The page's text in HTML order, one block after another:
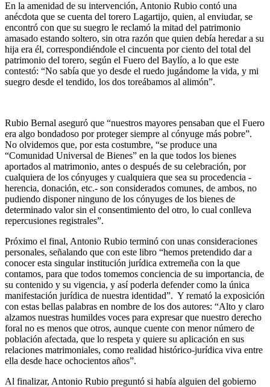
En la amenidad de su intervención, Antonio Rubio contó una
anécdota que se cuenta del torero Lagartijo, quien, al enviudar, se
encontró con que su suegro le reclamó la mitad del patrimonio
amasado estando soltero, sin otra razón que quien debía heredar a su
hija era él, correspondiéndole el cincuenta por ciento del total del
patrimonio del torero, según el Fuero del Baylío, a lo que este
contestó: “No sabía que yo desde el ruedo jugándome la vida, y mi
suegro desde el tendido, los dos toreábamos al alimón”.
Rubio Bernal aseguró que “nuestros mayores pensaban que el Fuero
era algo bondadoso por proteger siempre al cónyuge más pobre”.
No olvidemos que, por esta costumbre, “se produce una
“Comunidad Universal de Bienes” en la que todos los bienes
aportados al matrimonio, antes o después de su celebración, por
cualquiera de los cónyuges y cualquiera que sea su procedencia -
herencia, donación, etc.- son considerados comunes, de ambos, no
pudiendo disponer ninguno de los cónyuges de los bienes de
determinado valor sin el consentimiento del otro, lo cual conlleva
repercusiones registrales”.
Próximo el final, Antonio Rubio terminó con unas consideraciones
personales, señalando que con este libro “hemos pretendido dar a
conocer esta singular institución jurídica extremeña con la que
contamos, para que todos tomemos conciencia de su importancia, de
su contenido y su vigencia, y así poderla defender como la única
manifestación jurídica de nuestra identidad”. Y remató la exposición
con estas bellas palabras en nombre de los dos autores: “Alto y claro
alzamos nuestras humildes voces para expresar que nuestro derecho
foral no es menos que otros, aunque cuente con menor número de
población afectada, que lo respeta y quiere su aplicación en sus
relaciones matrimoniales, como realidad histórico-jurídica viva entre
ella desde hace ochocientos años”.
Al finalizar, Antonio Rubio preguntó si había alguien del gobierno